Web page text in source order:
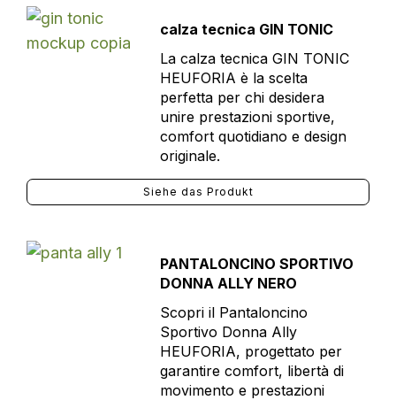
calza tecnica GIN TONIC
La calza tecnica GIN TONIC
HEUFORIA è la scelta
perfetta per chi desidera
unire prestazioni sportive,
comfort quotidiano e design
originale.
Siehe das Produkt
PANTALONCINO SPORTIVO
DONNA ALLY NERO
Scopri il Pantaloncino
Sportivo Donna Ally
HEUFORIA, progettato per
garantire comfort, libertà di
movimento e prestazioni